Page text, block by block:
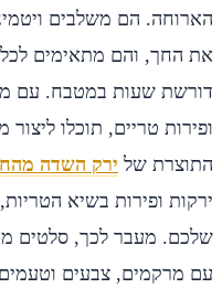
הארוחה. הם משלבים
את החך, והם מתאימים
דורשת שעות במטבח. עם
ופירות טריים, תוכלו
התוצרת של ירק השדה
ירקות ופירות בשיא
שלכם. מעבר לכך, סלטים
עם מרקמים, צבעים